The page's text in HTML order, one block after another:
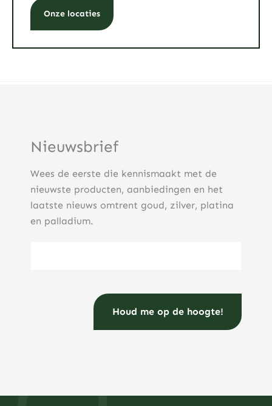
Onze locaties
Nieuwsbrief
Wees de eerste die kennismaakt met de
nieuwste producten, aanbiedingen en het
laatste nieuws omtrent goud, zilver, platina
en palladium.